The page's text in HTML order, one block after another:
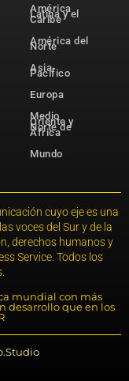
América
Latina y el
Caribe
América del
Norte
Asia-
Pacífico
Europa
Medio
Oriente y
Norte de
África
Mundo
cuyo eje es una
voces del Sur y de la
derechos humanos y
Service. Todos los
mundial con más
desarrollo que en los